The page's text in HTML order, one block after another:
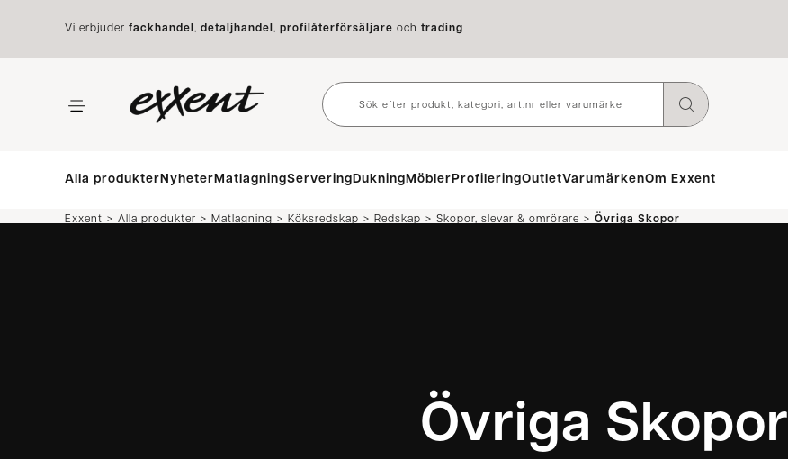
Vi erbjuder fackhandel , detaljhandel , profilåterförsäljare och trading
Alla produkterNyheterMatlagningServeringDukningMöblerProfileringOutletVarumärkenOm Exxent
Exxent > Alla produkter > Matlagning > Köksredskap > Redskap > Skopor, slevar & omrörare > Övriga Skopor
Övriga Skopor